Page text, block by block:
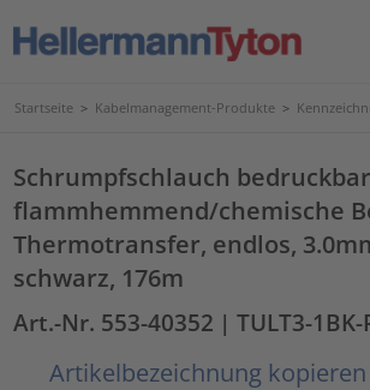
Startseite > Kabelmanagement-Produkte >
Schrumpfschlauch
flammhemmend/chemische
Thermotransfer, endlos,
schwarz, 176m
Art.-Nr. 553-40352 | TULT3-1BK-
Artikelbezeichnung kopieren